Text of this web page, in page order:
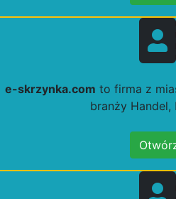
e-skrzynka.com to firma z
branży Handel,